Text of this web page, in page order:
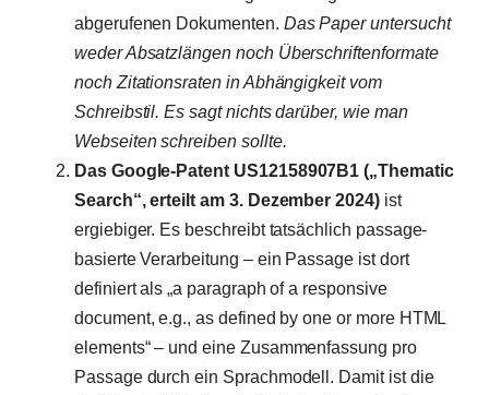
abgerufenen Dokumenten. Das Paper untersucht
weder Absatzlängen noch Überschriftenformate
noch Zitationsraten in Abhängigkeit vom
Schreibstil. Es sagt nichts darüber, wie man
Webseiten schreiben sollte.
Das Google-Patent US12158907B1 („Thematic
Search“, erteilt am 3. Dezember 2024)ist
ergiebiger. Es beschreibt tatsächlich passage-
basierte Verarbeitung – ein Passage ist dort
definiert als „a paragraph of a responsive
document, e.g., as defined by one or more HTML
elements“ – und eine Zusammenfassung pro
Passage durch ein Sprachmodell. Damit ist die